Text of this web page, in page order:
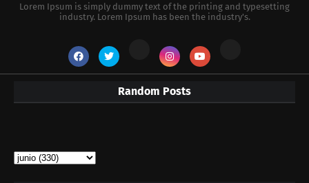
Lorem Ipsum is simply dummy text of the printing and typesetting
industry. Lorem Ipsum has been the industry's.
Random Posts